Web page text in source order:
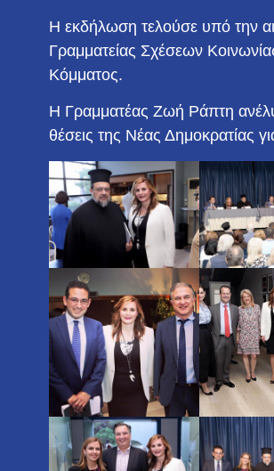
Η εκδήλωση τελούσε υπό την
Γραμματείας Σχέσεων
Κόμματος.
Η Γραμματέας Ζωή Ράπτη
θέσεις της Νέας Δημοκρατίας